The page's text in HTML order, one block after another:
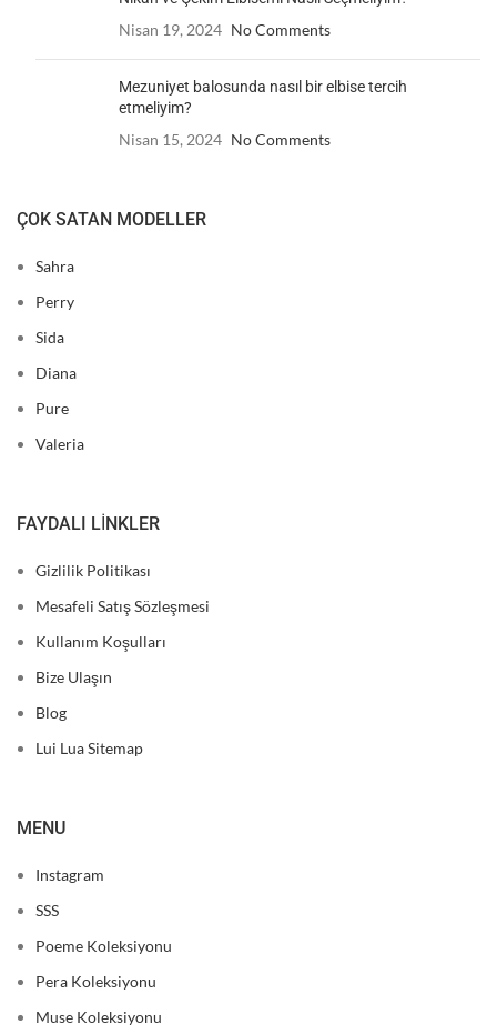
Nisan 19, 2024 No Comments
Mezuniyet balosunda nasıl bir elbise tercih
etmeliyim?
Nisan 15, 2024 No Comments
ÇOK SATAN MODELLER
Sahra
Perry
Sida
Diana
Pure
Valeria
FAYDALI LINKLER
Gizlilik Politikası
Mesafeli Satış Sözleşmesi
Kullanım Koşulları
Bize Ulaşın
Blog
Lui Lua Sitemap
MENU
Instagram
SSS
Poeme Koleksiyonu
Pera Koleksiyonu
Muse Koleksiyonu